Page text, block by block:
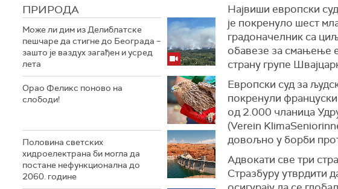
ПРИРОДА
Може ли дим из Делиблатске
пешчаре да стигне до Београда –
зашто је ваздух загађен и усред
лета
Орао Феликс поново на
слободи!
Половина светских
хидроелектрана би могла да
постане нефункционална до
2060. године
Највиши европски
је покренуло шест
градоначелник са
обавезе за смањење
страну групе
Европски суд за
покренули
од 2.000 чланица
(Verein
довољно у борби
Адвокати све три
Стразбуру утврдити